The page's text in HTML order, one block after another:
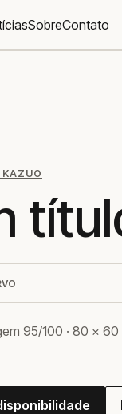
SobreContato
95/100 · 80 ×